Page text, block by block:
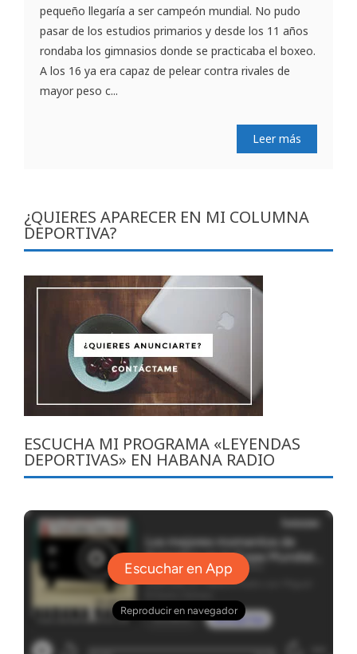
pequeño llegaría a ser campeón mundial. No pudo
pasar de los estudios primarios y desde los 11 años
rondaba los gimnasios donde se practicaba el boxeo.
A los 16 ya era capaz de pelear contra rivales de
mayor peso c...
Leer más
¿QUIERES APARECER EN MI COLUMNA
DEPORTIVA?
ESCUCHA MI PROGRAMA «LEYENDAS
DEPORTIVAS» EN HABANA RADIO